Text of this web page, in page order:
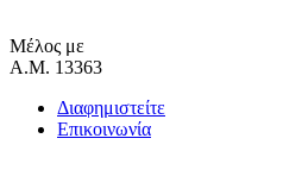
Μέλος με
Α.Μ. 13363
Διαφημιστείτε
Επικοινωνία